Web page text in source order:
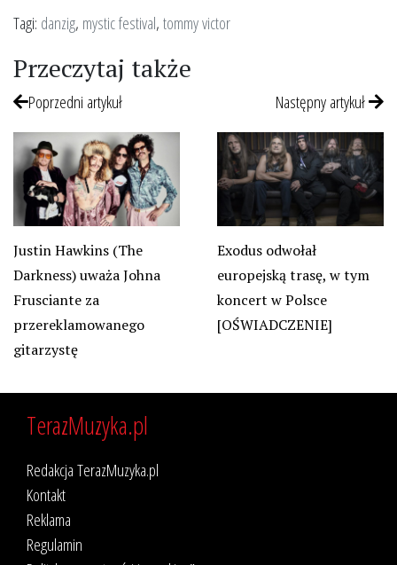
Tagi: danzig, mystic festival,tommy victor
Przeczytaj także
Poprzedni artykuł
Justin Hawkins (The
Darkness) uważa Johna
Frusciante za
przereklamowanego
gitarzystę
Następny artykuł
Exodus odwołał
europejską trasę, w tym
koncert w Polsce
[OŚWIADCZENIE]
TerazMuzyka.pl
Redakcja TerazMuzyka.pl
Kontakt
Reklama
Regulamin